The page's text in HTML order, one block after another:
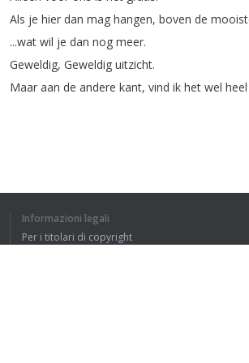
Als je hier dan mag hangen, boven de
...wat wil je dan nog meer.
Geweldig, Geweldig uitzicht.
Maar aan de andere kant, vind ik het wel heel
Informazioni legali
Per i titolari di copyright